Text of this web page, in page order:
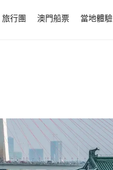
旅行團 澳門船票 當地體驗